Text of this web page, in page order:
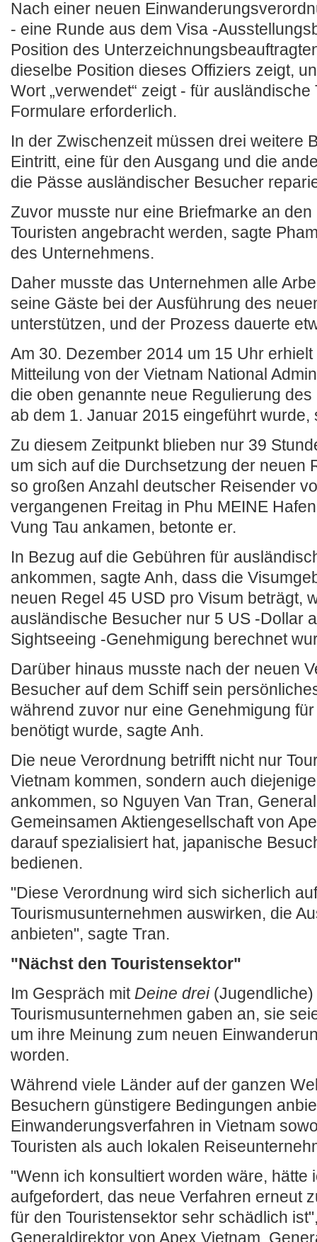
Nach einer neuen
- eine Runde aus dem Visa -
Position des
dieselbe Position dieses Offiziers zeigt,
Wort „verwendet“ zeigt - für ausländische
Formulare erforderlich.
In der Zwischenzeit müssen drei weitere
Eintritt, eine für den Ausgang und die
die Pässe ausländischer Besucher
Zuvor musste nur eine Briefmarke an
Touristen angebracht werden, sagte
des Unternehmens.
Daher musste das Unternehmen alle
seine Gäste bei der Ausführung des
unterstützen, und der Prozess dauerte
Am 30. Dezember 2014 um 15 Uhr
Mitteilung von der Vietnam National
die oben genannte neue Regulierung
ab dem 1. Januar 2015 eingeführt wurde,
Zu diesem Zeitpunkt blieben nur 39
um sich auf die Durchsetzung der neuen
so großen Anzahl deutscher Reisender
vergangenen Freitag in Phu MEINE
Vung Tau ankamen, betonte er.
In Bezug auf die Gebühren für
ankommen, sagte Anh, dass die
neuen Regel 45 USD pro Visum beträgt,
ausländische Besucher nur 5 US -Dollar
Sightseeing -Genehmigung berechnet
Darüber hinaus musste nach der neuen
Besucher auf dem Schiff sein
während zuvor nur eine Genehmigung
benötigt wurde, sagte Anh.
Die neue Verordnung betrifft nicht nur
Vietnam kommen, sondern auch
ankommen, so Nguyen Van Tran,
Gemeinsamen Aktiengesellschaft von
darauf spezialisiert hat, japanische
bedienen.
"Diese Verordnung wird sich sicherlich
Tourismusunternehmen auswirken, die
anbieten", sagte Tran.
"Nächst den Touristensektor"
Im Gespräch mit Deine drei
Tourismusunternehmen gaben an, sie
um ihre Meinung zum neuen
worden.
Während viele Länder auf der ganzen
Besuchern günstigere Bedingungen
Einwanderungsverfahren in Vietnam
Touristen als auch lokalen
"Wenn ich konsultiert worden wäre, hätte
aufgefordert, das neue Verfahren erneut
für den Touristensektor sehr schädlich
Generaldirektor von Apex Vietnam,